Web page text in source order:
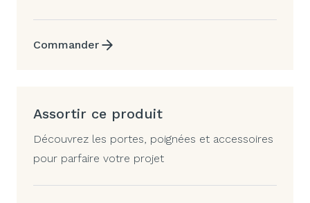
Commander
Assortir ce produit
Découvrez les portes, poignées et accessoires
pour parfaire votre projet